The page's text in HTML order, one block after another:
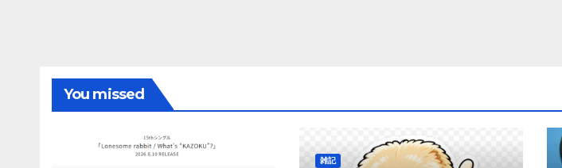
You missed
雑記